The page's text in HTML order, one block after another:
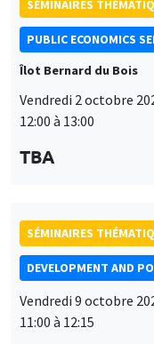
SÉMINAIRES
PUBLIC ECONOMICS
Îlot Bernard du Bois
Vendredi 2 octobre
12:00 à 13:00
TBA
SÉMINAIRES
DEVELOPMENT AND
Vendredi 9 octobre
11:00 à 12:15